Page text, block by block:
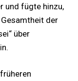
und fügte hinzu,
der
über